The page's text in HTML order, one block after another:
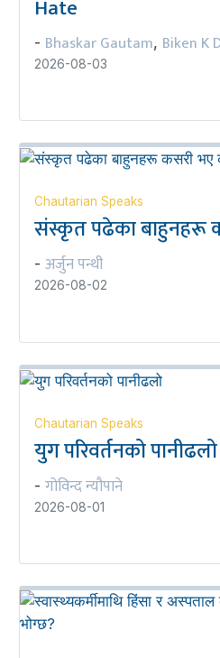
Hate
- Bhaskar Gautam, Biken K
2026-08-03
Chautarian Speaks
संस्कृत पढेका बाहुनहरू
- अर्जुन पन्थी
2026-08-02
Chautarian Speaks
युग परिवर्तनको पानीढलो
- गोविन्द न्यौपाने
2026-08-01